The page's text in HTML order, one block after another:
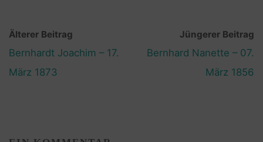
Älterer Beitrag
Bernhardt Joachim – 17.
März 1873
Jüngerer Beitrag
Bernhard Nanette – 07.
März 1856